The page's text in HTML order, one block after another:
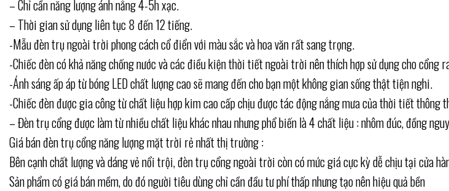
– Chỉ cần năng lượng ánh nắng 4-5h xạc.
– Thời gian sử dụng liên tục 8 đến 12 tiếng.
-Mẫu đèn trụ ngoài trời phong cách cổ điển với màu sắc và hoa văn rất sang trọng.
-Chiếc đèn có khả năng chống nước và các điều kiện thời tiết ngoài trời nên thích hợp sử dụng cho cổng
-Ánh sáng ấp áp từ bóng LED chất lượng cao sẽ mang đến cho bạn một không gian sống thật tiện nghi.
-Chiếc đèn được gia công từ chất liệu hợp kim cao cấp chịu được tác động nắng mưa của thời tiết thông
– Đèn trụ cổng được làm từ nhiều chất liệu khác nhau nhưng phổ biến là 4 chất liệu : nhôm đúc, đồng
Giá bán đèn trụ cổng năng lượng mặt trời rẻ nhất thị trường :
Bên cạnh chất lượng và dáng vẻ nổi trội, đèn trụ cổng ngoài trời còn có mức giá cực kỳ dễ chịu tại cửa
Sản phẩm có giá bán mềm, do đó người tiêu dùng chỉ cần đầu tư phí thấp nhưng tạo nên hiệu quả bền